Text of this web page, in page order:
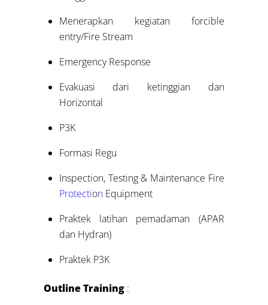
Menerapkan kegiatan forcible
entry/Fire Stream
Emergency Response
Evakuasi dari ketinggian dan
Horizontal
P3K
Formasi Regu
Inspection, Testing & Maintenance Fire
ProtectionEquipment
Praktek latihan pemadaman (APAR
dan Hydran)
Praktek P3K
Outline Training :